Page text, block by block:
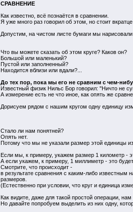
СРАВНЕНИЕ
Как известно, всё познаётся в сравнении.
Я уже много раз говорил об этом, но стоит
Допустим, на чистом листе бумаги мы нарисовали
Что вы можете сказать об этом круге? Каков он?
Большой или маленький?
Пустой или заполненный?
Находится вблизи или вдали?...
До тех пор, пока мы его не сравним с чем-
Известный физик Нильс Бор говорил: "Ничто не
А измерение есть не что иное, как опять же
Дорисуем рядом с нашим кругом одну единицу
Стало ли нам понятней?
Опять нет.
Потому что мы не указали размер этой единицы
Если мы, к примеру, укажем размер 1 километр -
А если укажем, к примеру, 1 миллиметр - это
Смотрите, что происходит -
в результате сравнения с каким-либо известным
размеров.
(Естественно при условии, что круг и единица
Как видите, даже для такой простой операции,
Но давайте попробуем выделить из них одну,